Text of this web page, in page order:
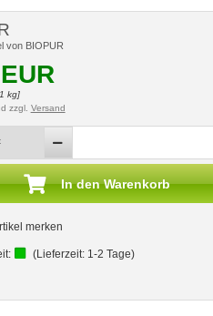
von BIOPUR
EUR
kg]
zzgl. Versand
In den Warenkorb
merken
(Lieferzeit: 1-2 Tage)